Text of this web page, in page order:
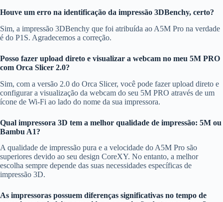
Houve um erro na identificação da impressão 3DBenchy, certo?
Sim, a impressão 3DBenchy que foi atribuída ao A5M Pro na verdade
é do P1S. Agradecemos a correção.
Posso fazer upload direto e visualizar a webcam no meu 5M PRO
com Orca Slicer 2.0?
Sim, com a versão 2.0 do Orca Slicer, você pode fazer upload direto e
configurar a visualização da webcam do seu 5M PRO através de um
ícone de Wi-Fi ao lado do nome da sua impressora.
Qual impressora 3D tem a melhor qualidade de impressão: 5M ou
Bambu A1?
A qualidade de impressão pura e a velocidade do A5M Pro são
superiores devido ao seu design CoreXY. No entanto, a melhor
escolha sempre depende das suas necessidades específicas de
impressão 3D.
As impressoras possuem diferenças significativas no tempo de